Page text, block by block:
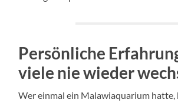
Persönliche
viele nie wieder
Wer einmal ein Malawiaquarium